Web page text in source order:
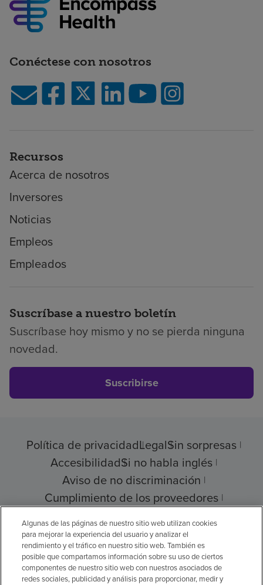
Conéctese con nosotros
Recursos
Acerca de nosotros
Inversores
Noticias
Empleos
Empleados
Suscríbase a nuestro boletín
Suscríbase hoy mismo y no se pierda ninguna
novedad.
Suscribirse
Política de privacidadLegalSin sorpresas
AccesibilidadSi no habla inglés
Aviso de no discriminación
Cumplimiento de los proveedores
Transparencia de precios
© 2026 Encompass Health Corporation
Algunas de las páginas de nuestro sitio web utilizan cookies
para mejorar la experiencia del usuario y analizar el
rendimiento y el tráfico en nuestro sitio web. También es
posible que compartamos información sobre su uso de ciertos
componentes de nuestro sitio web con nuestros asociados de
redes sociales, publicidad y análisis para proporcionar, medir y